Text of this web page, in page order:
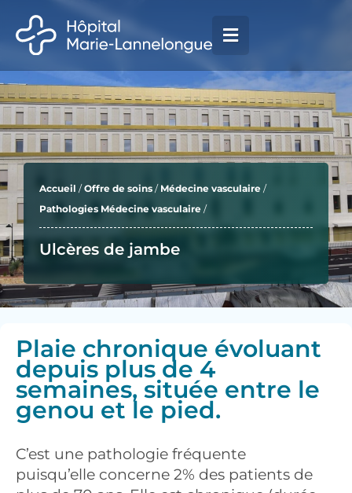
principal
au
contenu
Accueil /Offre de soins / Médecine vasculaire /
Pathologies Médecine vasculaire /
Ulcères de jambe
Plaie chronique évoluant
depuis plus de 4
semaines, située entre le
genou et le pied.
C’est une pathologie fréquente
puisqu’elle concerne 2% des patients de